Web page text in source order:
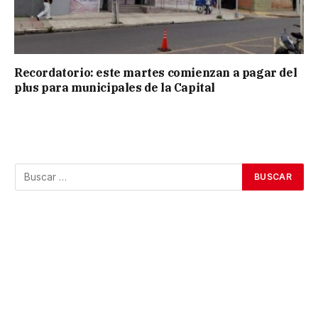
Recordatorio: este martes comienzan a pagar del
plus para municipales de la Capital